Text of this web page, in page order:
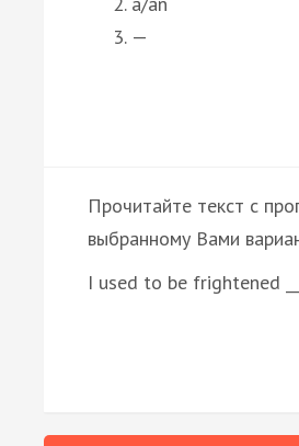
—
Прочитайте текст с
выбранному Вами
I used to be frightened